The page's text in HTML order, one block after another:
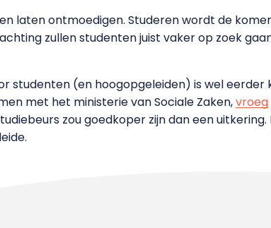
laten ontmoedigen. Studeren wordt de
zullen studenten juist vaker op zoek
studenten (en hoogopgeleiden) is wel
met het ministerie van Sociale Zaken,vroeg
zou goedkoper zijn dan een